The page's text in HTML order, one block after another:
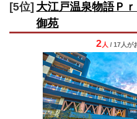
[5位] 大江戸温泉物語Ｐ
御苑
2 人 / 17人が